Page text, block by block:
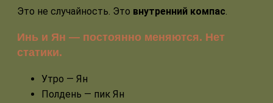
Это не случайность. Это внутренний компас.
Инь и Ян — постоянно меняются. Нет
статики.
Утро — Ян
Полдень — пик Ян